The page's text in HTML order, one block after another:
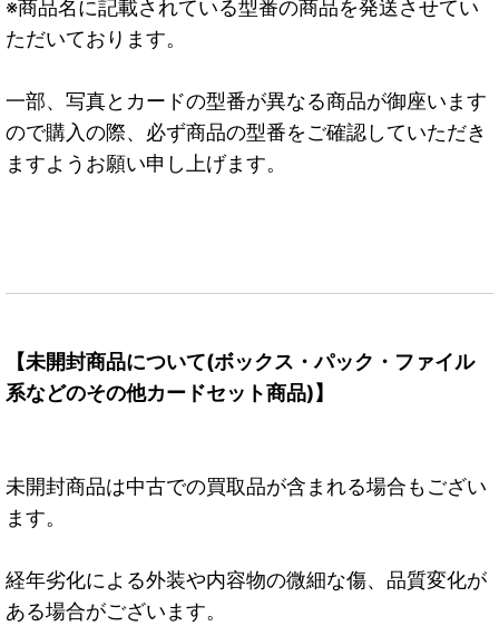
※商品名に記載されている型番の商品を発送させてい
ただいております。
一部、写真とカードの型番が異なる商品が御座います
ので購入の際、必ず商品の型番をご確認していただき
ますようお願い申し上げます。
【未開封商品について(ボックス・パック・ファイル
系などのその他カードセット商品)】
未開封商品は中古での買取品が含まれる場合もござい
ます。
経年劣化による外装や内容物の微細な傷、品質変化が
ある場合がございます。